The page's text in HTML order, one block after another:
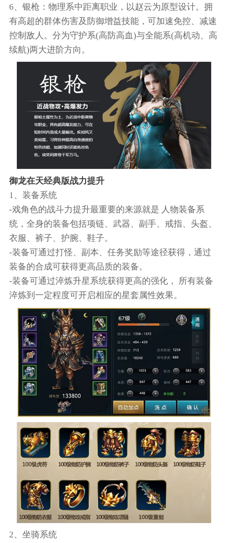
6、银枪：物理系中距离职业，以赵云为原型设计。拥
有高超的群体伤害及防御增益技能，可加速免控、减速
控制敌人。分为守护系(高防高血)与全能系(高机动、高
续航)两大进阶方向。
御龙在天经典版战力提升
1、装备系统
-戏角色的战斗力提升最重要的来源就是 人物装备系
统，全身的装备包括项链、武器、副手、戒指、头盔、
衣服、裤子、护腕、鞋子。
-装备可通过打怪、副本、任务奖励等途径获得，通过
装备的合成可获得更高品质的装备。
-装备可通过淬炼升星系统获得更高的强化， 所有装备
淬炼到一定程度可开启相应的星套属性效果。
2、坐骑系统